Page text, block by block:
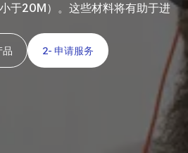
于20M）。这些材料将有助于进
品 2- 申请服务